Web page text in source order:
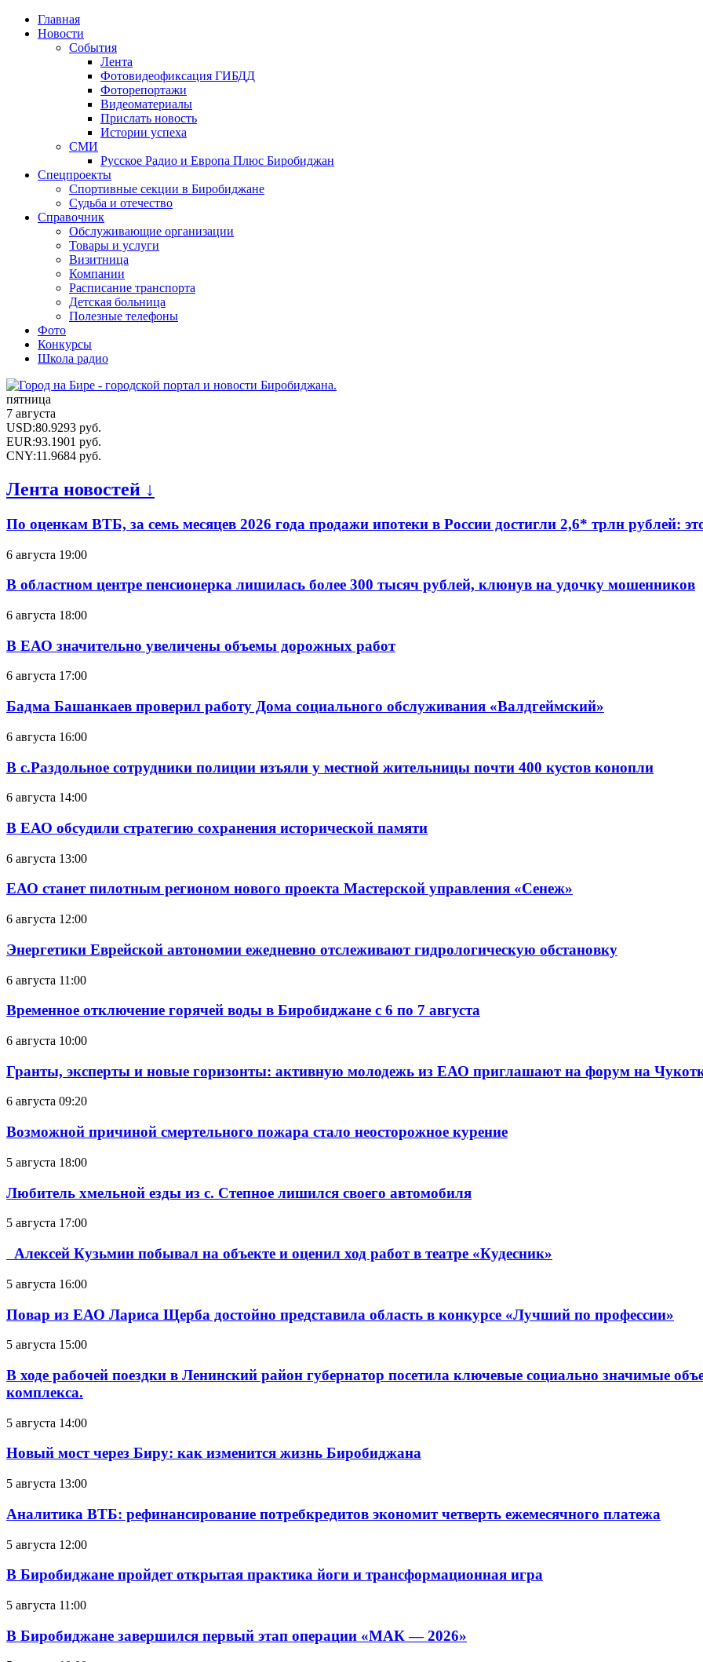
Главная
Новости
События
Лента
Фотовидеофиксация ГИБДД
Фоторепортажи
Видеоматериалы
Прислать новость
Истории успеха
СМИ
Русское Радио и Европа Плюс Биробиджан
Спецпроекты
Спортивные секции в Биробиджане
Судьба и отечество
Справочник
Обслуживающие организации
Товары и услуги
Визитница
Компании
Расписание транспорта
Детская больница
Полезные телефоны
Фото
Конкурсы
Школа радио
пятница
7 августа
USD:80.9293 руб.
EUR:93.1901 руб.
CNY:11.9684 руб.
Лента новостей ↓
По оценкам ВТБ, за семь месяцев 2026 года продажи ипотеки в России достигли 2,6* трлн рублей:
6 августа 19:00
В областном центре пенсионерка лишилась более 300 тысяч рублей, клюнув на удочку мошенников
6 августа 18:00
В ЕАО значительно увеличены объемы дорожных работ
6 августа 17:00
Бадма Башанкаев проверил работу Дома социального обслуживания «Валдгеймский»
6 августа 16:00
В с.Раздольное сотрудники полиции изъяли у местной жительницы почти 400 кустов конопли
6 августа 14:00
В ЕАО обсудили стратегию сохранения исторической памяти
6 августа 13:00
ЕАО станет пилотным регионом нового проекта Мастерской управления «Сенеж»
6 августа 12:00
Энергетики Еврейской автономии ежедневно отслеживают гидрологическую обстановку
6 августа 11:00
Временное отключение горячей воды в Биробиджане с 6 по 7 августа
6 августа 10:00
Гранты, эксперты и новые горизонты: активную молодежь из ЕАО приглашают на форум на
6 августа 09:20
Возможной причиной смертельного пожара стало неосторожное курение
5 августа 18:00
Любитель хмельной езды из с. Степное лишился своего автомобиля
5 августа 17:00
Алексей Кузьмин побывал на объекте и оценил ход работ в театре «Кудесник»
5 августа 16:00
Повар из ЕАО Лариса Щерба достойно представила область в конкурсе «Лучший по профессии»
5 августа 15:00
В ходе рабочей поездки в Ленинский район губернатор посетила ключевые социально значимые
комплекса.
5 августа 14:00
Новый мост через Биру: как изменится жизнь Биробиджана
5 августа 13:00
Аналитика ВТБ: рефинансирование потребкредитов экономит четверть ежемесячного платежа
5 августа 12:00
В Биробиджане пройдет открытая практика йоги и трансформационная игра
5 августа 11:00
В Биробиджане завершился первый этап операции «МАК — 2026»